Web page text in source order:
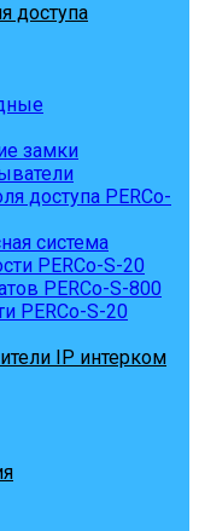
доступа
замки
доступа PERCo-
система
PERCo-S-20
PERCo-S-800
PERCo-S-20
IP интерком